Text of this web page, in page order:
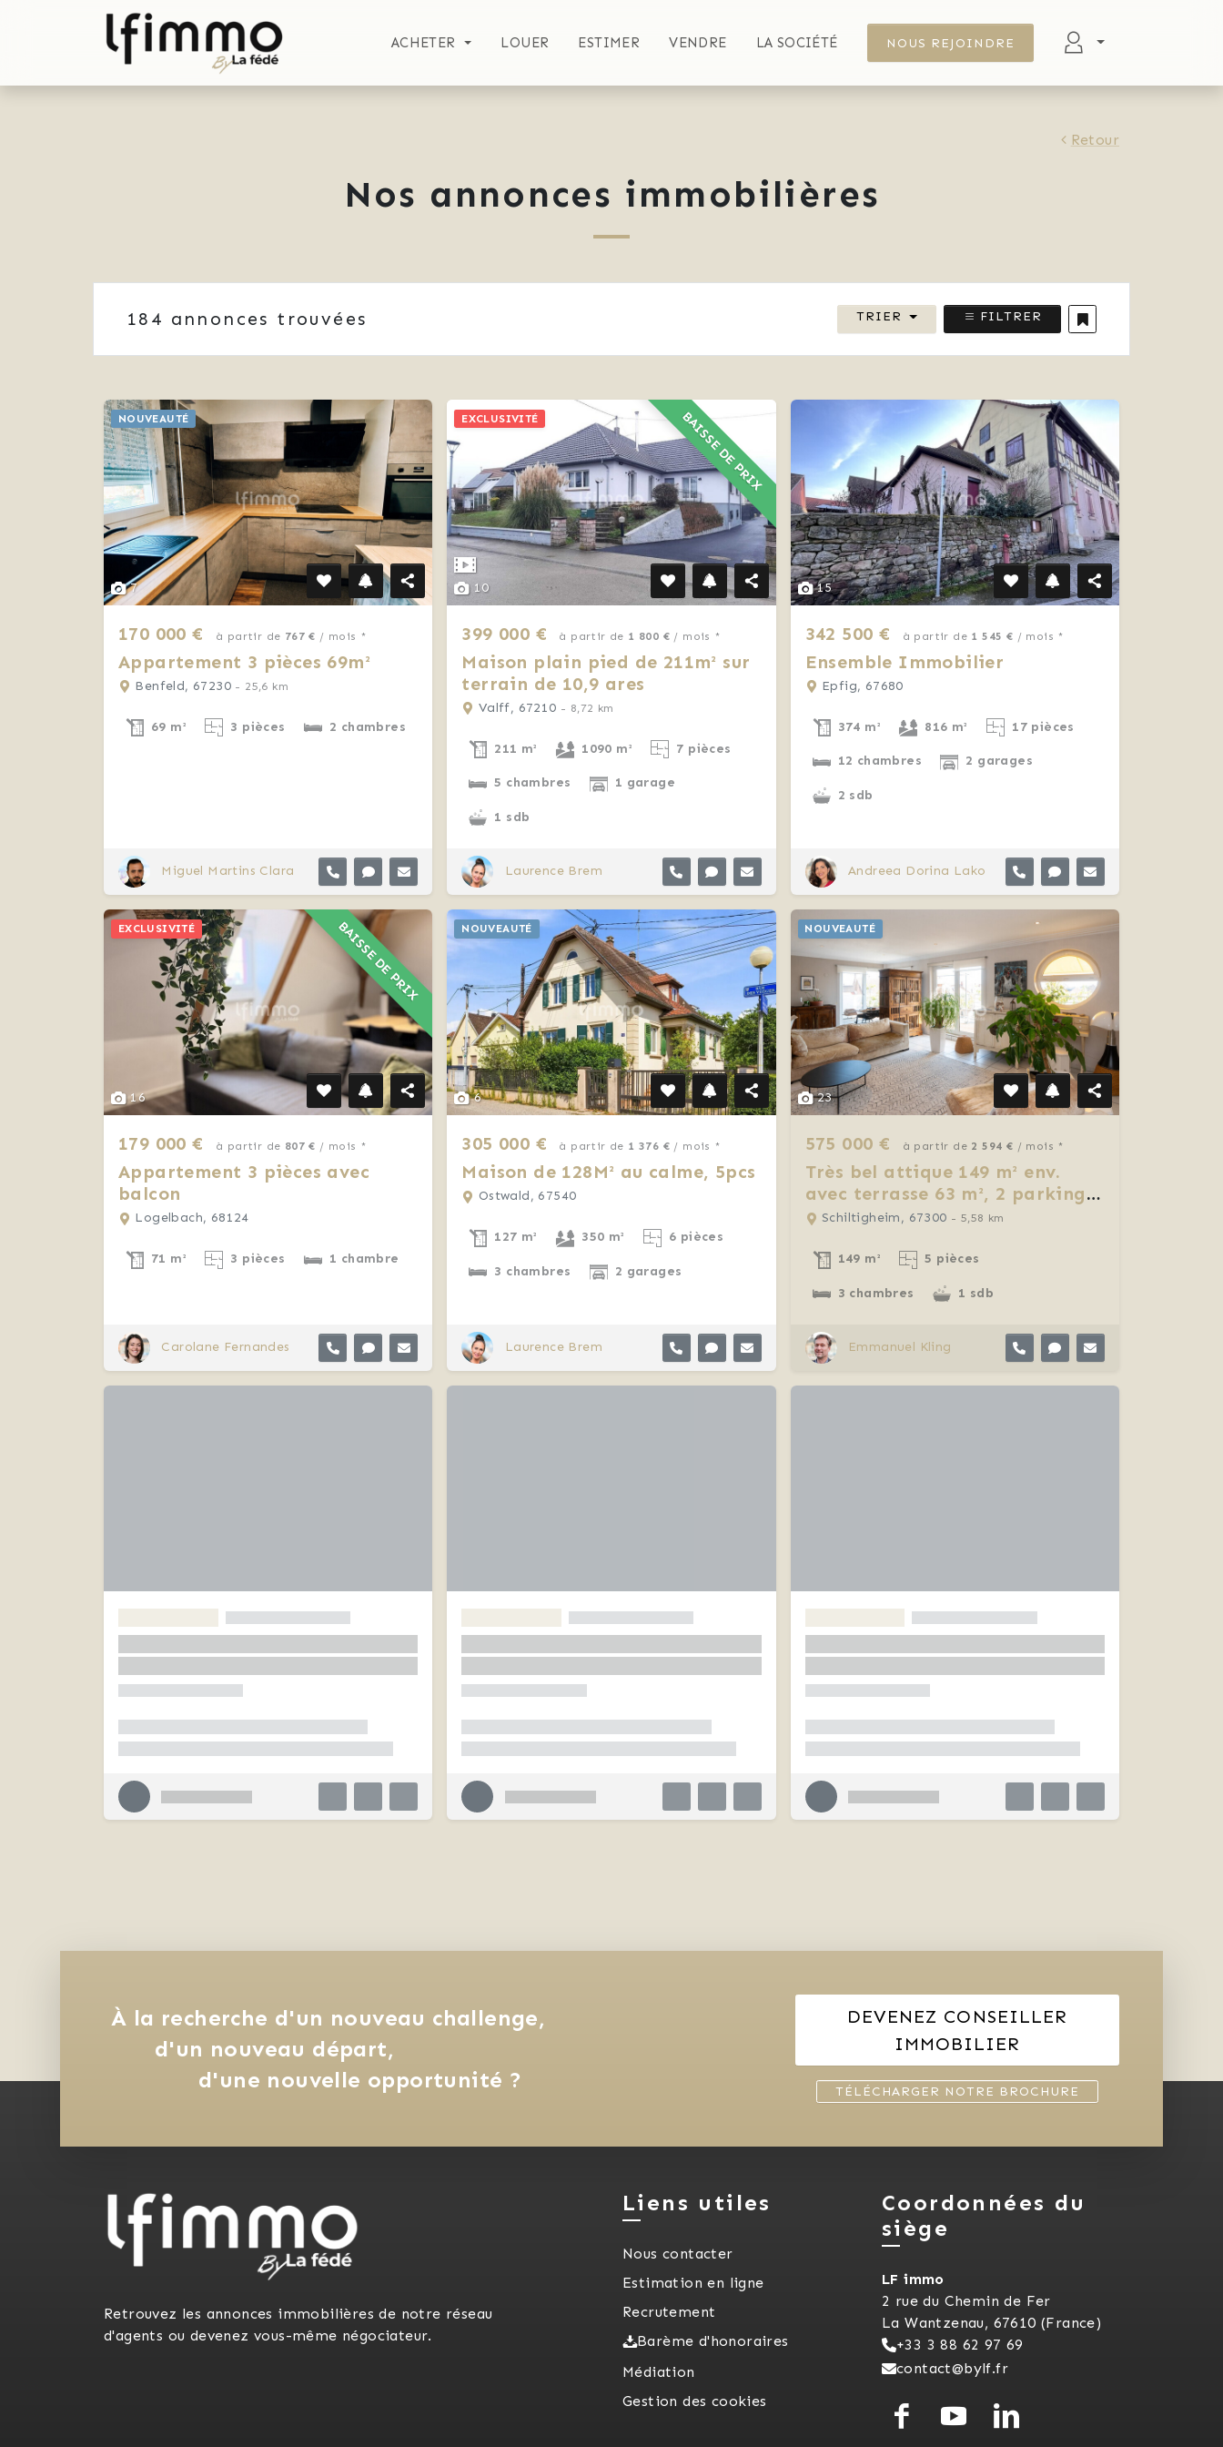
ACHETER LOUER ESTIMER VENDRE LA SOCIÉTÉ NOUS REJOINDRE
Retour
Nos annonces immobilières
184 annonces trouvées TRIER FILTRER
7
NOUVEAUTÉ
170 000 € à partir de 767 € / mois *
Appartement 3 pièces 69m²
Benfeld, 67230 - 25,6 km
69 m² 3 pièces 2 chambres
Miguel Martins Clara
10
BAISSE DE PRIX
EXCLUSIVITÉ
399 000 € à partir de 1 800 €/ mois *
Maison plain pied de 211m² sur
terrain de 10,9 ares
Valff, 67210 - 8,72 km
211 m² 1090 m² 7 pièces
5 chambres 1 garage
1 sdb
Laurence Brem
15
342 500 € à partir de 1 545 € / mois *
Ensemble Immobilier
Epfig, 67680
374 m² 816 m² 17 pièces
12 chambres 2 garages
2 sdb
Andreea Dorina Lako
16
BAISSE DE PRIX
EXCLUSIVITÉ
179 000 € à partir de 807 € / mois *
Appartement 3 pièces avec
balcon
Logelbach, 68124
71 m² 3 pièces 1 chambre
Carolane Fernandes
6
NOUVEAUTÉ
305 000 € à partir de 1 376 €/ mois *
Maison de 128M² au calme, 5pcs
Ostwald, 67540
127 m² 350 m² 6 pièces
3 chambres 2 garages
Laurence Brem
23
NOUVEAUTÉ
575 000 € à partir de 2 594 € / mois *
Très bel attique 149 m² env.
avec terrasse 63 m², 2 parkings
et cave
Schiltigheim, 67300 - 5,58 km
149 m² 5 pièces
3 chambres 1 sdb
Emmanuel Kling
À la recherche d'un nouveau challenge,
d'un nouveau départ,
d'une nouvelle opportunité ?
DEVENEZ CONSEILLER
IMMOBILIER
TÉLÉCHARGER NOTRE BROCHURE
Retrouvez les annonces immobilières de notre réseau
d'agents ou devenez vous-même négociateur.
Liens utiles
Nous contacter
Estimation en ligne
Recrutement
Barème d'honoraires
Médiation
Gestion des cookies
Coordonnées du
siège
LF immo
2 rue du Chemin de Fer
La Wantzenau, 67610 (France)
+33 3 88 62 97 69
contact@bylf.fr